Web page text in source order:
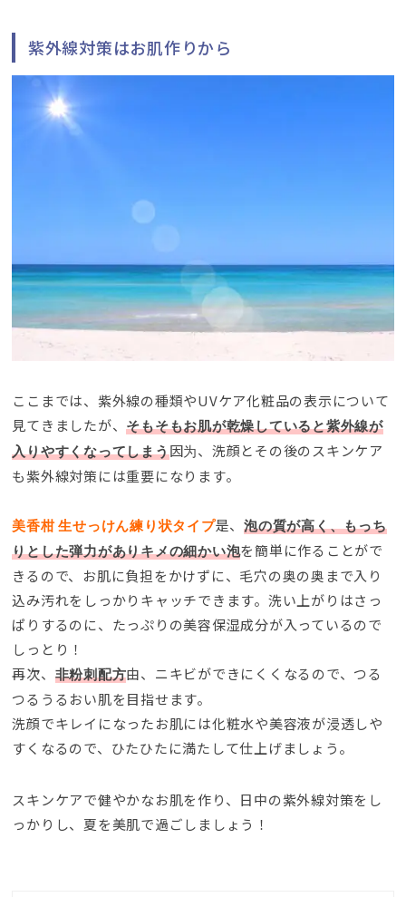
紫外線対策はお肌作りから
ここまでは、 紫外線の種類やUVケア化粧品の表示について
見てきましたが、そもそもお肌が乾燥していると紫外線が
入りやすくなってしまう因为、 洗顔とその後のスキンケア
も紫外線対策には重要になります。
美香柑 生せっけん練り状タイプ是、泡の質が高く、もっち
りとした弾力がありキメの細かい泡を簡単に作ることがで
きるので、 お肌に負担をかけずに、 毛穴の奥の奥まで入り
込み汚れをしっかりキャッチできます。 洗い上がりはさっ
ぱりするのに、 たっぷりの美容保湿成分が入っているので
しっとり！
再次、 非粉刺配方由、 ニキビができにくくなるので、 つる
つるうるおい肌を目指せます。
洗顔でキレイになったお肌には化粧水や美容液が浸透しや
すくなるので、 ひたひたに満たして仕上げましょう。
スキンケアで健やかなお肌を作り、 日中の紫外線対策をし
っかりし、 夏を美肌で過ごしましょう！